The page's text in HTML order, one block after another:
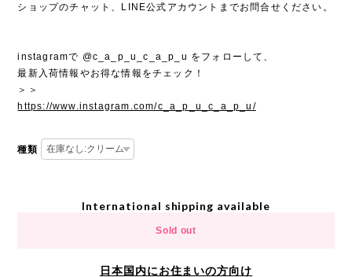
ショップのチャット、LINE公式アカウントまでお問合せください。
instagramで @c_a_p_u_c_a_p_u をフォローして、
最新入荷情報やお得な情報をチェック！
＞＞
https://www.instagram.com/c_a_p_u_c_a_p_u/
種類
International shipping available
Sold out
日本国内にお住まいの方向け